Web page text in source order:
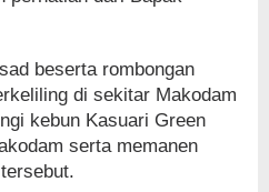
beserta rombongan
di sekitar Makodam
kebun Kasuari Green
serta memanen